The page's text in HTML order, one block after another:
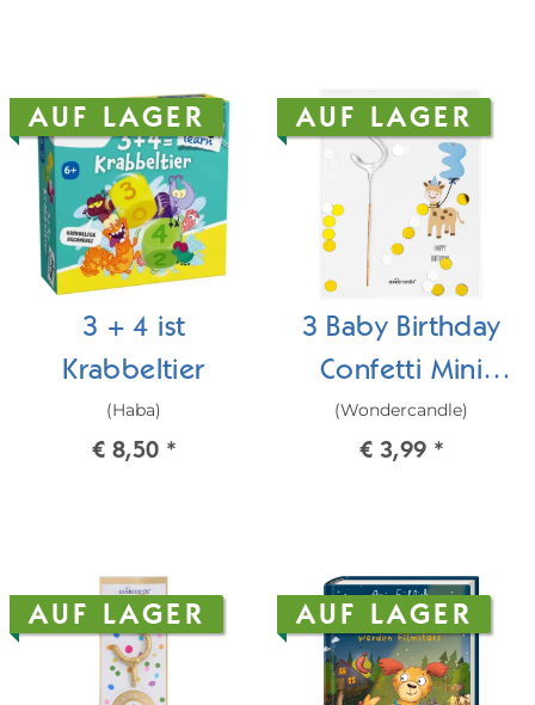
AUF LAGER
3 + 4 ist
Krabbeltier
(Haba)
€ 8,50 *
AUF LAGER
3 Baby Birthday
Confetti Mini
Wondercard
(Wondercandle)
€ 3,99 *
AUF LAGER AUF LAGER